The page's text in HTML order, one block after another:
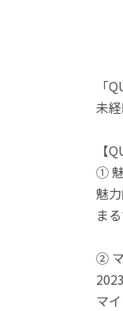
「
未
【
① 魅
魅
ま
② マ
マ